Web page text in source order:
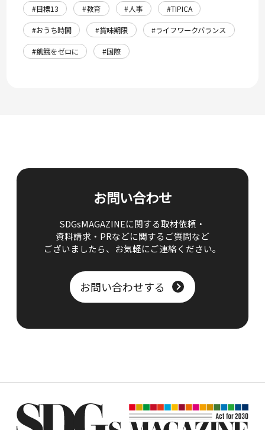
#目標13
#教育 #人事
#TIPICA
#おうち時間
#賞味期限
#ライフワークバランス
#飢餓をゼロに
#国際
お問い合わせ
SDGsMAGAZINEに関する取材依頼・
資料請求・PRなどに関するご質問など
ございましたら、 お気軽にご連絡ください。
お問い合わせする